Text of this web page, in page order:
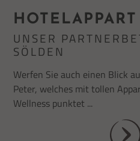
UNSER
SÖLDEN
Werfen Sie auch einen Blick
Peter, welches mit tollen
Wellness punktet ...